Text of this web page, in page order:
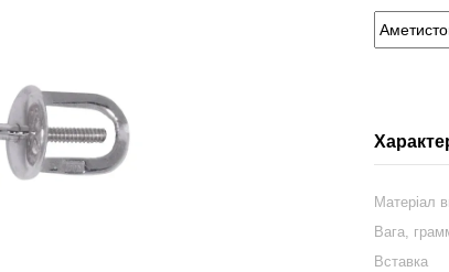
Матеріал
Вага,
Вставка